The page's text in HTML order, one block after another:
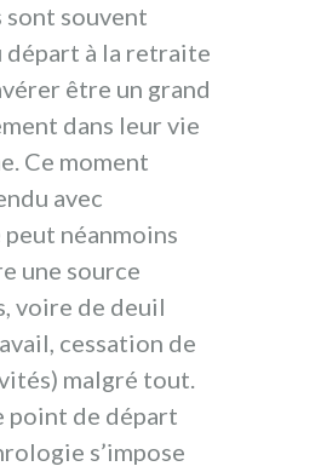
sont souvent
départ à la retraite
être un grand
dans leur vie
Ce moment
avec
néanmoins
une source
voire de deuil
cessation de
malgré tout.
point de départ
s’impose